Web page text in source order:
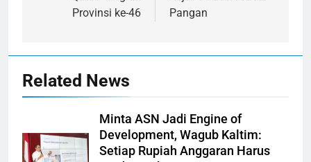
Provinsi ke-46
Pangan
Related News
Minta ASN Jadi Engine of
Development, Wagub Kaltim:
Setiap Rupiah Anggaran Harus